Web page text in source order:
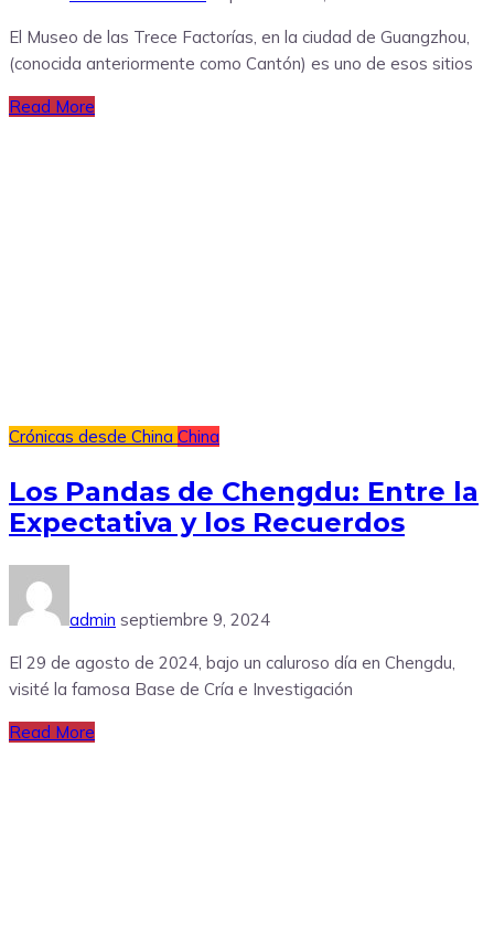
El Museo de las Trece Factorías, en la ciudad de Guangzhou,
(conocida anteriormente como Cantón) es uno de esos sitios
Read More
Crónicas desde China China
Los Pandas de Chengdu: Entre la
Expectativa y los Recuerdos
admin septiembre 9, 2024
El 29 de agosto de 2024, bajo un caluroso día en Chengdu,
visité la famosa Base de Cría e Investigación
Read More